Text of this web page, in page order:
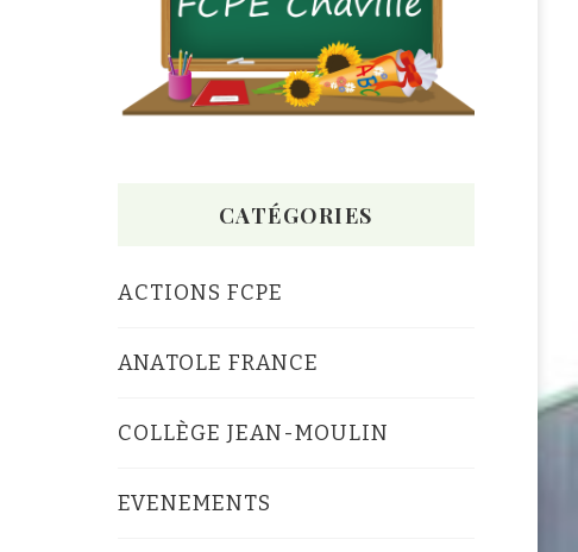
CATÉGORIES
ACTIONS FCPE
ANATOLE FRANCE
COLLÈGE JEAN-MOULIN
EVENEMENTS